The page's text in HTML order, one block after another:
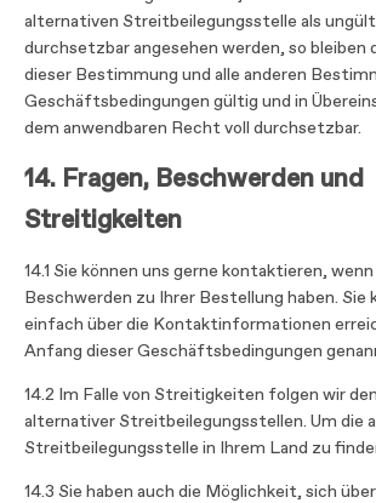
alternativen Streitbeilegungsstelle als
durchsetzbar angesehen werden, so bleiben
dieser Bestimmung und alle anderen
Geschäftsbedingungen gültig und in
dem anwendbaren Recht voll durchsetzbar.
14. Fragen, Beschwerden und
Streitigkeiten
14.1 Sie können uns gerne kontaktieren,
Beschwerden zu Ihrer Bestellung haben. Sie
einfach über die Kontaktinformationen
Anfang dieser Geschäftsbedingungen
14.2 Im Falle von Streitigkeiten folgen wir
alternativer Streitbeilegungsstellen. Um die
Streitbeilegungsstelle in Ihrem Land zu
14.3 Sie haben auch die Möglichkeit, sich